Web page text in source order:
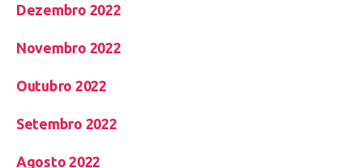
Dezembro 2022
Novembro 2022
Outubro 2022
Setembro 2022
Agosto 2022